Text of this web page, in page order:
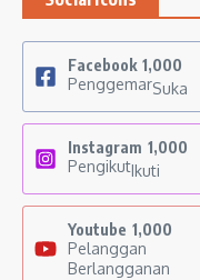
Facebook 1,000
PenggemarSuka
Instagram 1,000
PengikutIkuti
Youtube 1,000
Pelanggan
Berlangganan